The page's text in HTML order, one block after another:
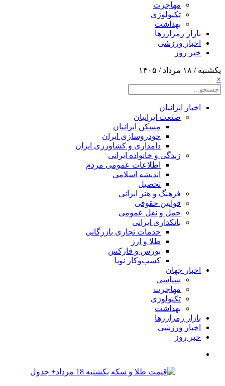
مهاجرت
تکنولوژی
بهداشت
بازار رمزارزها
اخبار ورزشی
خبر روز
یکشنبه / ۱۸ مرداد / ۱۴۰۵
×
اخبار ایرانیان
صنعت ایرانیان
مسکن ایرانیان
خودروسازی ایران
دامداری و کشاورزی ایران
زندگی و خانواده ایرانی
اطلاعات عمومی مردم
اندیشه اسلامی
تحصیل
فرهنگ و هنر ایرانی
قوانین حقوقی
حمل و نقل عمومی
بانکداری ایرانی
خدمات تجاری بازرگانی
طلا و ارز
بورس و فارکس
کسب‌وکار نوپا
اخبار جهان
سیاسی
مهاجرت
تکنولوژی
بهداشت
بازار رمزارزها
اخبار ورزشی
خبر روز